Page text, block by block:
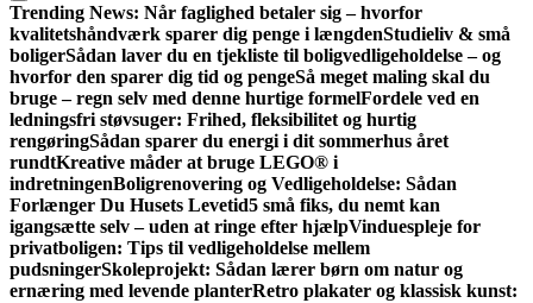
Trending News: Når faglighed betaler sig – hvorfor
kvalitetshåndværk sparer dig penge i længdenStudieliv & små
boligerSådan laver du en tjekliste til boligvedligeholdelse – og
hvorfor den sparer dig tid og pengeSå meget maling skal du
bruge – regn selv med denne hurtige formelFordele ved en
ledningsfri støvsuger: Frihed, fleksibilitet og hurtig
rengøringSådan sparer du energi i dit sommerhus året
rundtKreative måder at bruge LEGO® i
indretningenBoligrenovering og Vedligeholdelse: Sådan
Forlænger Du Husets Levetid5 små fiks, du nemt kan
igangsætte selv – uden at ringe efter hjælpVinduespleje for
privatboligen: Tips til vedligeholdelse mellem
pudsningerSkoleprojekt: Sådan lærer børn om natur og
ernæring med levende planterRetro plakater og klassisk kunst: